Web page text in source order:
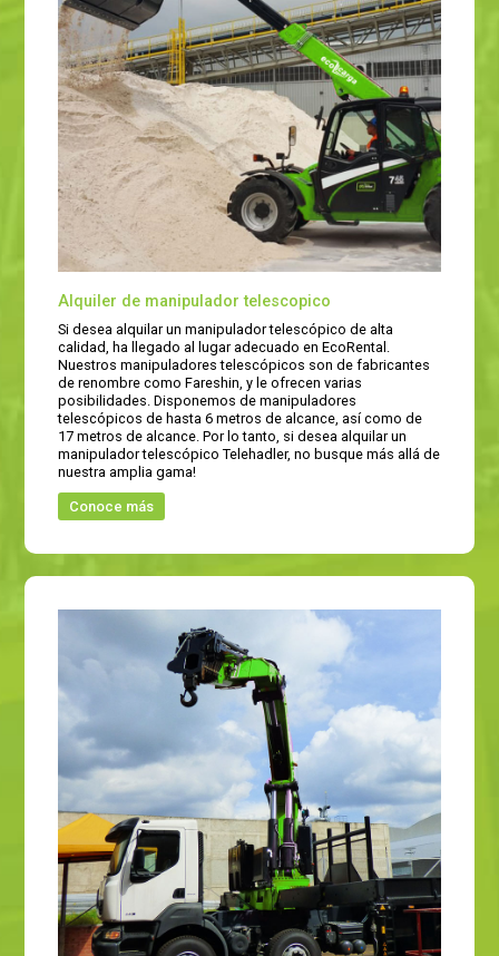
Alquiler de manipulador telescopico
Si desea alquilar un manipulador telescópico de alta
calidad, ha llegado al lugar adecuado en EcoRental.
Nuestros manipuladores telescópicos son de fabricantes
de renombre como Fareshin, y le ofrecen varias
posibilidades. Disponemos de manipuladores
telescópicos de hasta 6 metros de alcance, así como de
17 metros de alcance. Por lo tanto, si desea alquilar un
manipulador telescópico Telehadler, no busque más allá de
nuestra amplia gama!
Conoce más